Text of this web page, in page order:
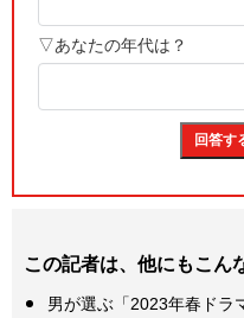
この記者は、他にもこん
男が選ぶ「2023年春ドラ